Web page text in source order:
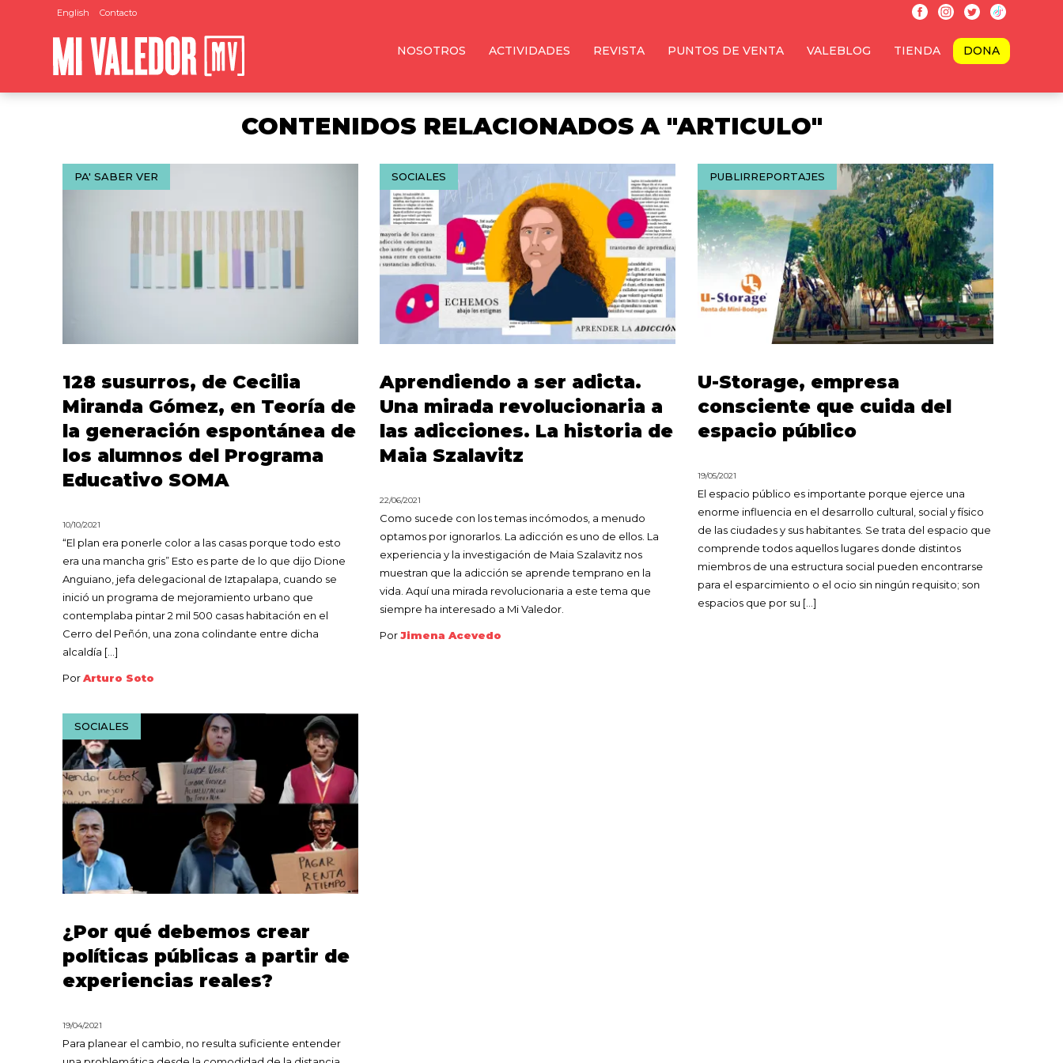
English Contacto
NOSOTROS ACTIVIDADES REVISTA PUNTOS DE VENTA VALEBLOG TIENDA DONA
CONTENIDOS RELACIONADOS A "ARTICULO"
PA' SABER VER
128 susurros, de Cecilia
Miranda Gómez, en Teoría de
la generación espontánea de
los alumnos del Programa
Educativo SOMA
10/10/2021
“El plan era ponerle color a las casas porque todo esto
era una mancha gris” Esto es parte de lo que dijo Dione
Anguiano, jefa delegacional de Iztapalapa, cuando se
inició un programa de mejoramiento urbano que
contemplaba pintar 2 mil 500 casas habitación en el
Cerro del Peñón, una zona colindante entre dicha
alcaldía […]
PorArturo Soto
SOCIALES
Aprendiendo a ser adicta.
Una mirada revolucionaria a
las adicciones. La historia de
Maia Szalavitz
22/06/2021
Como sucede con los temas incómodos, a menudo
optamos por ignorarlos. La adicción es uno de ellos. La
experiencia y la investigación de Maia Szalavitz nos
muestran que la adicción se aprende temprano en la
vida. Aquí una mirada revolucionaria a este tema que
siempre ha interesado a Mi Valedor.
PorJimena Acevedo
PUBLIRREPORTAJES
U-Storage, empresa
consciente que cuida del
espacio público
19/05/2021
El espacio público es importante porque ejerce una
enorme influencia en el desarrollo cultural, social y físico
de las ciudades y sus habitantes. Se trata del espacio que
comprende todos aquellos lugares donde distintos
miembros de una estructura social pueden encontrarse
para el esparcimiento o el ocio sin ningún requisito; son
espacios que por su […]
SOCIALES
¿Por qué debemos crear
políticas públicas a partir de
experiencias reales?
19/04/2021
Para planear el cambio, no resulta suficiente entender